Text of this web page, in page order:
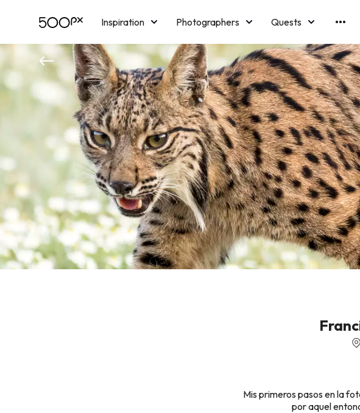
Inspiration Photographers
Quests
Licensing
Blog Memberships
Mis primeros pasos en la
por aquel